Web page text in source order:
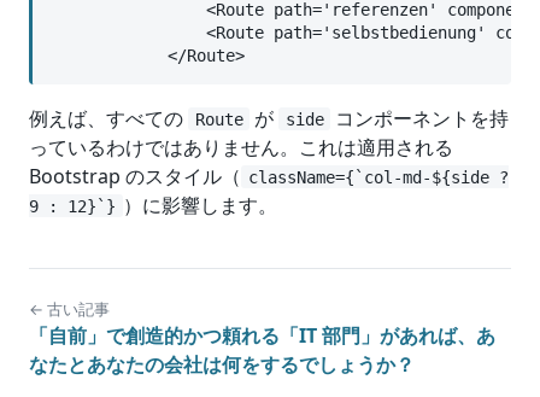
<Route path='referenzen'
<Route path='selbstbedienung'
            </Route>
例えば、すべての Route が side
コンポーネントを持
っているわけではありません。これは適用される
Bootstrap のスタイル（ className={`col-md-${side ?
9 : 12}`} ）に影響します。
← 古い記事
「自前」で創造的かつ頼れる「IT 部門」があれば、あ
なたとあなたの会社は何をするでしょうか？